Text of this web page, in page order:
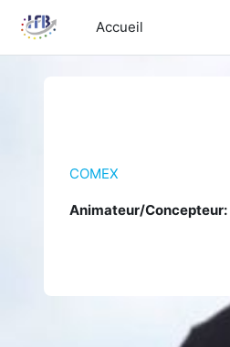
Accueil
COMEX
Animateur/Concepteur: